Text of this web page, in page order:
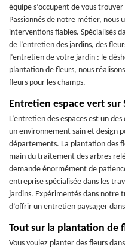
équipe s’occupent de vous
Passionnés de notre métier, nous
interventions fiables. Spécialisés
de l’entretien des jardins, des
l’entretien de votre jardin : le
plantation de fleurs, nous
fleurs pour les champs.
Entretien espace vert sur
L’entretien des espaces est un
un environnement sain et design
départements. La plantation des
main du traitement des arbres
demande énormément de
entreprise spécialisée dans les
jardins. Expérimentés dans notre
d’offrir un entretien paysager
Tout sur la plantation de
Vous voulez planter des fleurs